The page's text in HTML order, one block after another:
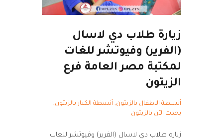
زيارة طلاب دي لاسال
(الفرير) وفيوتشر للغات
لمكتبة مصر العامة فرع
الزيتون
أنشطة الاطفال بالزيتون, أنشطة الكبار بالزيتون,
يحدث الآن بالزيتون
زيارة طلاب دي لاسال (الفرير) وفيوتشر للغات